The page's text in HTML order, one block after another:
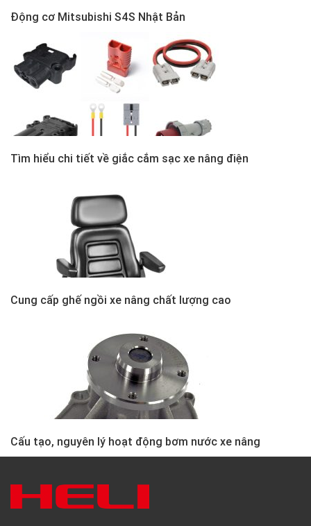
Động cơ Mitsubishi S4S Nhật Bản
Tìm hiểu chi tiết về giắc cắm sạc xe nâng điện
Cung cấp ghế ngồi xe nâng chất lượng cao
Cấu tạo, nguyên lý hoạt động bơm nước xe nâng